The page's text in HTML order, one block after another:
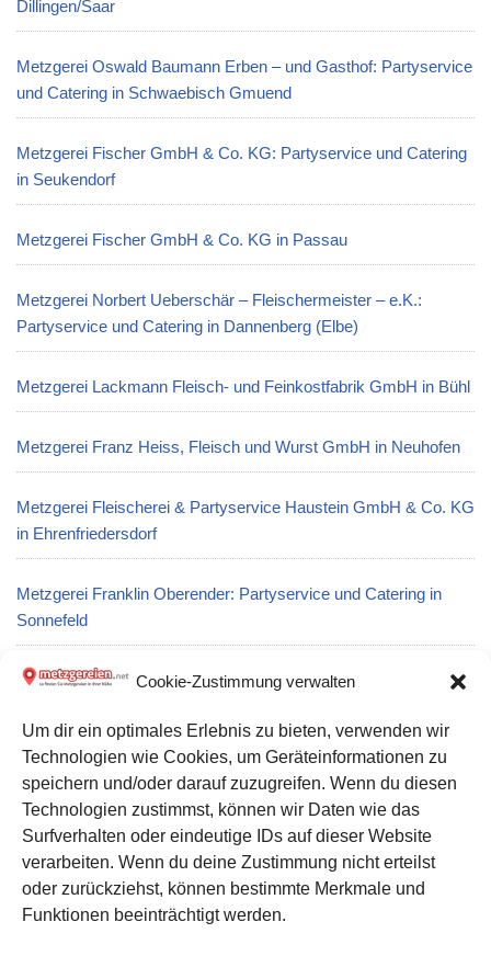
Cookie-Zustimmung verwalten
Um dir ein optimales Erlebnis zu bieten, verwenden wir
Technologien wie Cookies, um Geräteinformationen zu
speichern und/oder darauf zuzugreifen. Wenn du diesen
Technologien zustimmst, können wir Daten wie das
Surfverhalten oder eindeutige IDs auf dieser Website
verarbeiten. Wenn du deine Zustimmung nicht erteilst
oder zurückziehst, können bestimmte Merkmale und
Funktionen beeinträchtigt werden.
Dillingen/Saar
Metzgerei Oswald Baumann Erben – und Gasthof: Partyservice
und Catering in Schwaebisch Gmuend
Metzgerei Fischer GmbH & Co. KG: Partyservice und Catering
in Seukendorf
Metzgerei Fischer GmbH & Co. KG in Passau
Metzgerei Norbert Ueberschär – Fleischermeister – e.K.:
Partyservice und Catering in Dannenberg (Elbe)
Metzgerei Lackmann Fleisch- und Feinkostfabrik GmbH in Bühl
Metzgerei Franz Heiss, Fleisch und Wurst GmbH in Neuhofen
Metzgerei Fleischerei & Partyservice Haustein GmbH & Co. KG
in Ehrenfriedersdorf
Metzgerei Franklin Oberender: Partyservice und Catering in
Sonnefeld
Metzgerei Kumpfmüller: Partyservice und Catering in
Metzgerei Ponnath Die Meistermetzger GmbH: Partyservice
und Catering in Kemnath
Kontakt zu uns